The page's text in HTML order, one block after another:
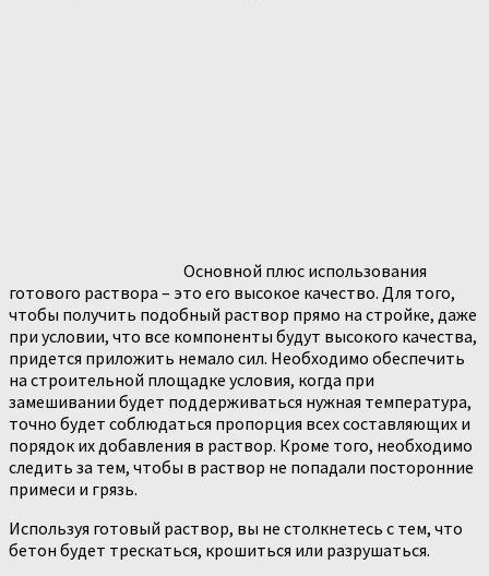
Основной плюс использования
готового раствора – это его высокое качество. Для того,
чтобы получить подобный раствор прямо на стройке, даже
при условии, что все компоненты будут высокого качества,
придется приложить немало сил. Необходимо обеспечить
на строительной площадке условия, когда при
замешивании будет поддерживаться нужная температура,
точно будет соблюдаться пропорция всех составляющих и
порядок их добавления в раствор. Кроме того, необходимо
следить за тем, чтобы в раствор не попадали посторонние
примеси и грязь.
Используя готовый раствор, вы не столкнетесь с тем, что
бетон будет трескаться, крошиться или разрушаться.